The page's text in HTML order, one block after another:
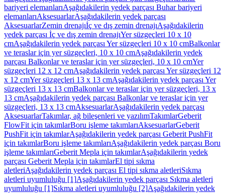
bariyeri elemanlarıAşağıdakilerin yedek parçası Buhar bariyeri
elemanlarıAksesuarlarAşağıdakilerin yedek parçası
AksesuarlarZemin drenajıİç ve dış zemin drenajıAşağıdakilerin
yedek parçası İç ve dış zemin drenajıYer süzgeçleri 10 x 10
cmAşağıdakilerin yedek parçası Yer süzgeçleri 10 x 10 cmBalkonlar
ve teraslar için yer süzgeçleri, 10 x 10 cmAşağıdakilerin yedek
parçası Balkonlar ve teraslar için yer süzgeçleri, 10 x 10 cmYer
süzgeçleri 12 x 12 cmAşağıdakilerin yedek parçası Yer süzgeçleri 12
x 12 cmYer süzgeçleri 13 x 13 cmAşağıdakilerin yedek parçası Yer
süzgeçleri 13 x 13 cmBalkonlar ve teraslar için yer süzgeçleri, 13 x
13 cmAşağıdakilerin yedek parçası Balkonlar ve teraslar için yer
süzgeçleri, 13 x 13 cmAksesuarlarAşağıdakilerin yedek parçası
AksesuarlarTakımlar, ağ bileşenleri ve yazılımTakımlarGeberit
FlowFit için takımlarBoru işleme takımlarıAksesuarlarGeberit
PushFit için takımlarAşağıdakilerin yedek parçası Geberit PushFit
için takımlarBoru işleme takımlarıAşağıdakilerin yedek parçası Boru
işleme takımlarıGeberit Mepla için takımlarAşağıdakilerin yedek
parçası Geberit Mepla için takımlarEl tipi sıkma
aletleriAşağıdakilerin yedek parçası El tipi sıkma aletleriSıkma
aletleri uyumluluğu [1]Aşağıdakilerin yedek parçası Sıkma aletleri
uyumluluğu [1]Sıkma aletleri uyumluluğu [2]Aşağıdakilerin yedek